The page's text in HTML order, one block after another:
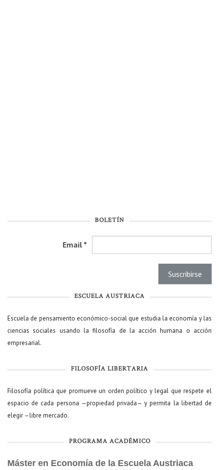
BOLETÍN
Email *
ESCUELA AUSTRIACA
Escuela de pensamiento económico-social que estudia la economía y las
ciencias sociales usando la filosofía de la acción humana o acción
empresarial.
FILOSOFÍA LIBERTARIA
Filosofía política que promueve un orden político y legal que respete el
espacio de cada persona —propiedad privada— y permita la libertad de
elegir —libre mercado.
PROGRAMA ACADÉMICO
Máster en Economía de la Escuela Austriaca